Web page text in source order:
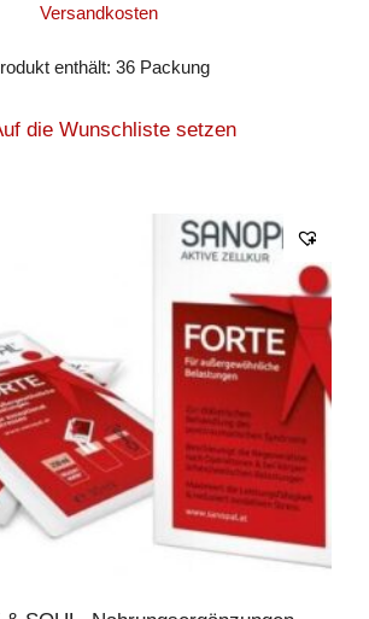
Versandkosten
enthält: 36 Packung
die Wunschliste setzen